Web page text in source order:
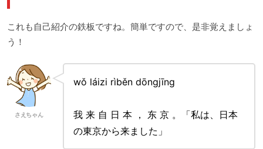
これも自己紹介の鉄板ですね。簡単ですので、是非覚えましょ
う！
さえちゃん
wǒ láizi rìběn dōngjīng
我 来 ⾃ 日 本 ， 东 京 。「私は、日本
の東京から来ました」